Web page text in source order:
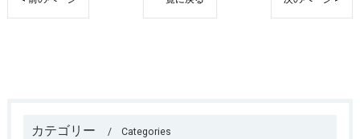
カテゴリー Categories